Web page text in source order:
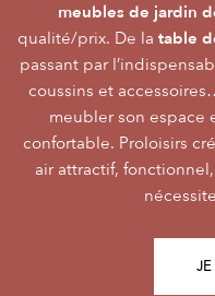
meubles de jardin
qualité/prix. De la table
passant par
coussins et
meubler son espace
confortable. Proloisirs
air attractif,
raffinement et participer
émotions de la vie. Le
ses différents
frontières d’usage. Voir
part entière
L’illustration Océo
Trespa® qui équipent
de jardinpour
dont la conception et l’
s’adresse
Le mobilier
agréable empreint
d’utilisation, prix, pour
Alizé est créée pour
modernité, la